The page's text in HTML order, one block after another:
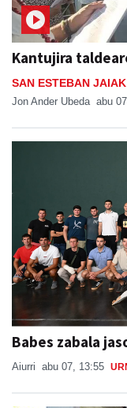
Kantujira
SAN ESTEBAN
Jon Ander Ubeda abu
Babes zabala
Aiurri abu 07, 13:55